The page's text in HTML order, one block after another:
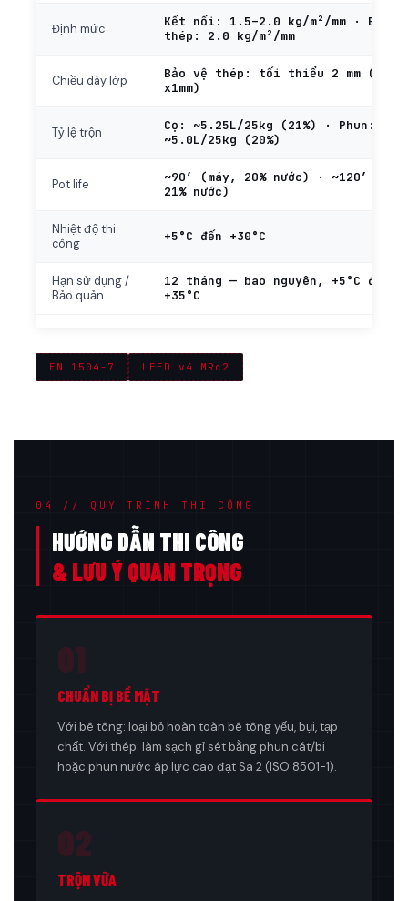
Định mức
Kết nối: 1.5–2.0 kg/m²/mm · Bảo
thép: 2.0 kg/m²/mm
Chiều dày lớp
Bảo vệ thép: tối thiểu 2 mm (2
x1mm)
Tỷ lệ trộn
Cọ: ~5.25L/25kg (21%) · Phun:
~5.0L/25kg (20%)
Pot life
~90′ (máy, 20% nước) · ~120′
21% nước)
Nhiệt độ thi
công
+5°C đến +30°C
Hạn sử dụng /
Bảo quản
12 tháng — bao nguyên, +5°C đến
+35°C
EN 1504-7 LEED v4 MRc2
04 // QUY TRÌNH THI CÔNG
HƯỚNG DẪN THI CÔNG
& LƯU Ý QUAN TRỌNG
01
CHUẨN BỊ BỀ MẶT
Với bê tông: loại bỏ hoàn toàn bê tông yếu, bụi, tạp
chất. Với thép: làm sạch gỉ sét bằng phun cát/bi
hoặc phun nước áp lực cao đạt Sa 2 (ISO 8501-1).
02
TRỘN VỮA